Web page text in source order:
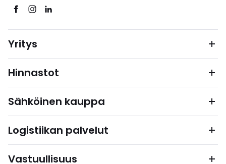
Yritys
Hinnastot
Sähköinen kauppa
Logistiikan palvelut
Vastuullisuus